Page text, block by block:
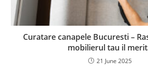
Curatare canapele Bucuresti –
mobilierul tau il
21 June 2025